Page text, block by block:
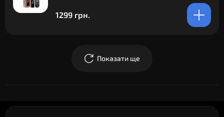
1299 грн.
Показати ще